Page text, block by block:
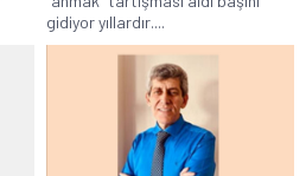
gidiyor yıllardır....